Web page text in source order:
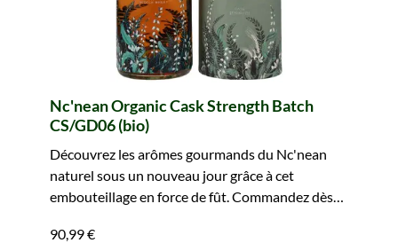
Nc'nean Organic Cask Strength Batch
CS/GD06 (bio)
Découvrez les arômes gourmands du Nc'nean
naturel sous un nouveau jour grâce à cet
embouteillage en force de fût. Commandez dès
90,99 €